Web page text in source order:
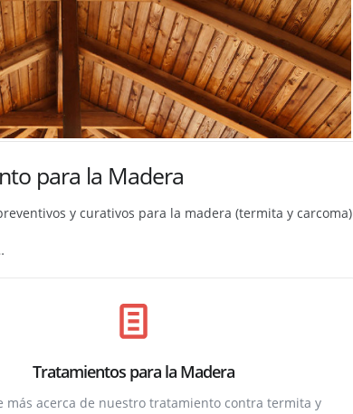
para la Madera
y curativos para la madera (termita y carcoma)
Tratamientos para la Madera
más acerca de nuestro tratamiento contra termita y